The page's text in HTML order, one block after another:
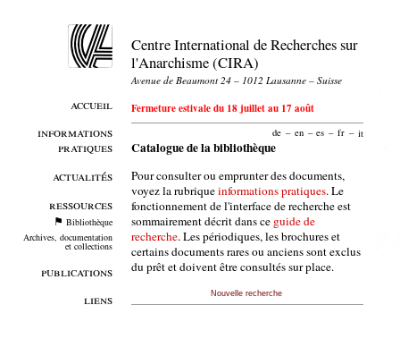
accueil
informations
pratiques
actualités
ressources
Bibliothèque
Archives, documentation
et collections
publications
liens
Centre International de Recherches sur
l'Anarchisme (CIRA)
Avenue de Beaumont 24 – 1012 Lausanne – Suisse
Fermeture estivale du 18 juillet au 17 août
de – en – es – fr – it
Catalogue de la bibliothèque
Pour consulter ou emprunter des documents,
voyez la rubriqueinformations pratiques. Le
fonctionnement de l'interface de recherche est
sommairement décrit dans ce guide de
recherche. Les périodiques, les brochures et
certains documents rares ou anciens sont exclus
du prêt et doivent être consultés sur place.
Nouvelle recherche